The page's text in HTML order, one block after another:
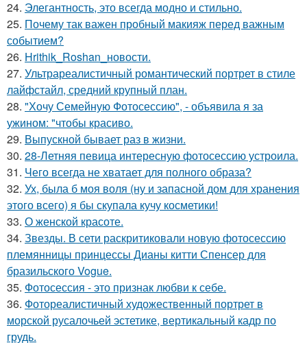
24. Элегантность, это всегда модно и стильно.
25. Почему так важен пробный макияж перед важным
событием?
26. Hrithik_Roshan_новости.
27. Ультрареалистичный романтический портрет в стиле
лайфстайл, средний крупный план.
28. "Хочу Семейную Фотосессию", - объявила я за
ужином: "чтобы красиво.
29. Выпускной бывает раз в жизни.
30. 28-Летняя певица интересную фотосессию устроила.
31. Чего всегда не хватает для полного образа?
32. Ух, была б моя воля (ну и запасной дом для хранения
этого всего) я бы скупала кучу косметики!
33. О женской красоте.
34. Звезды. В сети раскритиковали новую фотосессию
племянницы принцессы Дианы китти Спенсер для
бразильского Vogue.
35. Фотосессия - это признак любви к себе.
36. Фотореалистичный художественный портрет в
морской русалочьей эстетике, вертикальный кадр по
грудь.